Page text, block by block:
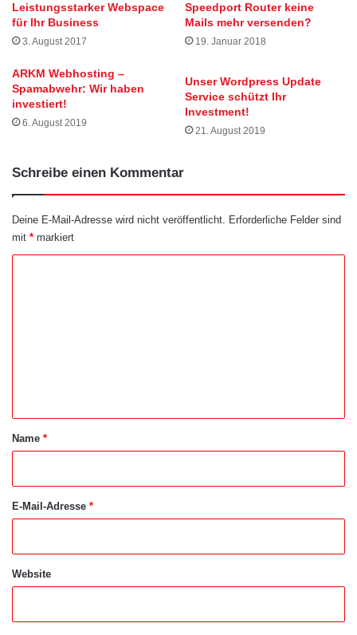
Leistungsstarker Webspace
für Ihr Business
3. August 2017
Speedport Router keine
Mails mehr versenden?
19. Januar 2018
ARKM Webhosting –
Spamabwehr: Wir haben
investiert!
6. August 2019
Unser Wordpress Update
Service schützt Ihr
Investment!
21. August 2019
Schreibe einen Kommentar
Deine E-Mail-Adresse wird nicht veröffentlicht. Erforderliche Felder sind
mit * markiert
aName *
E-Mail-Adresse *
Website